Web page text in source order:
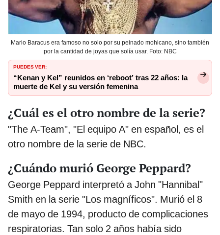
Mario Baracus era famoso no solo por su peinado mohicano, sino también
por la cantidad de joyas que solía usar. Foto: NBC
PUEDES VER:
“Kenan y Kel” reunidos en ‘reboot’ tras 22 años: la
muerte de Kel y su versión femenina
¿Cuál es el otro nombre de la serie?
"The A-Team", "El equipo A" en español, es el
otro nombre de la serie de NBC.
¿Cuándo murió George Peppard?
George Peppard interpretó a John "Hannibal"
Smith en la serie "Los magníficos". Murió el 8
de mayo de 1994, producto de complicaciones
respiratorias. Tan solo 2 años había sido